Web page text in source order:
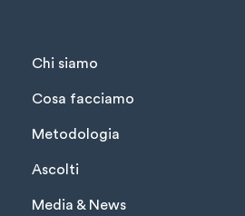
Chi siamo
Cosa facciamo
Metodologia
Ascolti
Media & News